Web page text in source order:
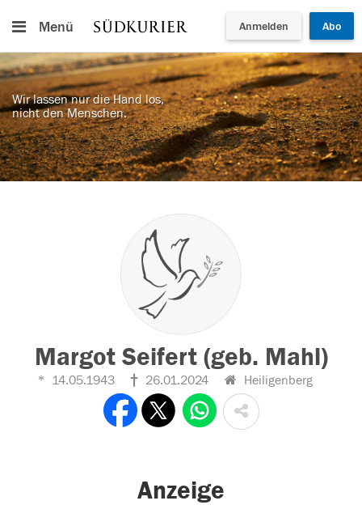
Menü Anmelden Abo
Wir lassen nur die Hand los,
nicht den Menschen.
Margot Seifert (geb. Mahl)
14.05.1943 26.01.2024 Heiligenberg
Anzeige